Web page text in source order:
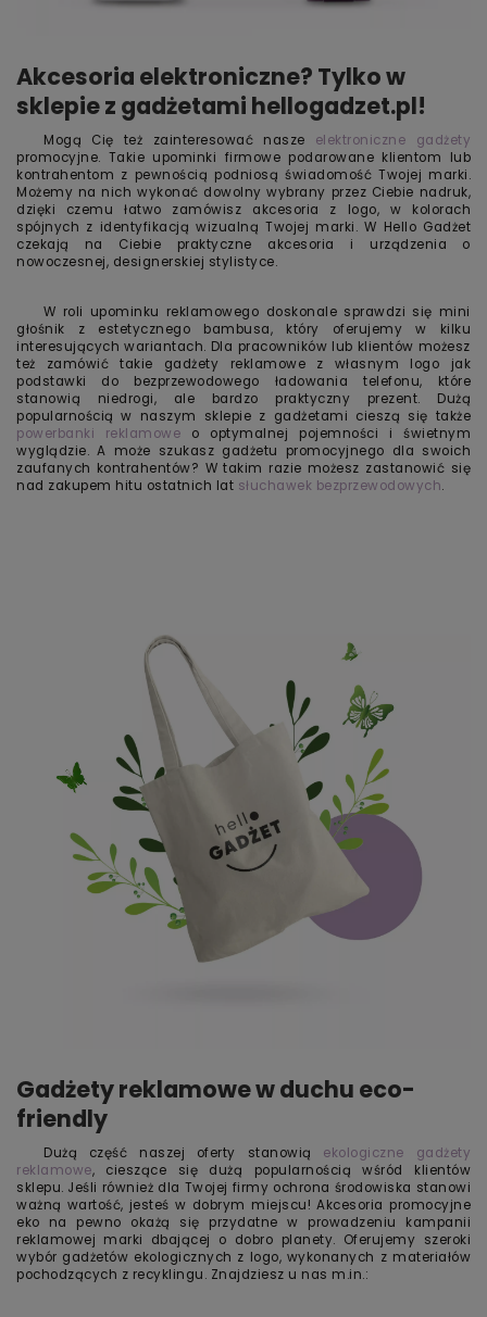
Akcesoria elektroniczne? Tylko w
sklepie z gadżetami hellogadzet.pl!
Mogą Cię też zainteresować nasze elektroniczne gadżety
promocyjne. Takie upominki firmowe podarowane klientom lub
kontrahentom z pewnością podniosą świadomość Twojej marki.
Możemy na nich wykonać dowolny wybrany przez Ciebie nadruk,
dzięki czemu łatwo zamówisz akcesoria z logo, w kolorach
spójnych z identyfikacją wizualną Twojej marki. W Hello Gadżet
czekają na Ciebie praktyczne akcesoria i urządzenia o
nowoczesnej, designerskiej stylistyce.
W roli upominku reklamowego doskonale sprawdzi się mini
głośnik z estetycznego bambusa, który oferujemy w kilku
interesujących wariantach. Dla pracowników lub klientów możesz
też zamówić takie gadżety reklamowe z własnym logo jak
podstawki do bezprzewodowego ładowania telefonu, które
stanowią niedrogi, ale bardzo praktyczny prezent. Dużą
popularnością w naszym sklepie z gadżetami cieszą się także
powerbanki reklamowe o optymalnej pojemności i świetnym
wyglądzie. A może szukasz gadżetu promocyjnego dla swoich
zaufanych kontrahentów? W takim razie możesz zastanowić się
nad zakupem hitu ostatnich lat słuchawek bezprzewodowych.
Gadżety reklamowe w duchu eco-
friendly
Dużą część naszej oferty stanowią ekologiczne gadżety
reklamowe, cieszące się dużą popularnością wśród klientów
sklepu. Jeśli również dla Twojej firmy ochrona środowiska stanowi
ważną wartość, jesteś w dobrym miejscu! Akcesoria promocyjne
eko na pewno okażą się przydatne w prowadzeniu kampanii
reklamowej marki dbającej o dobro planety. Oferujemy szeroki
wybór gadżetów ekologicznych z logo, wykonanych z materiałów
pochodzących z recyklingu. Znajdziesz u nas m.in.: